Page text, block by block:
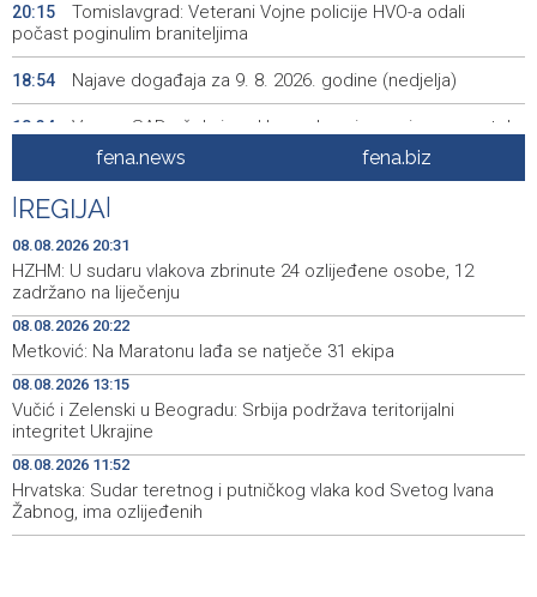
20:15
Tomislavgrad: Veterani Vojne policije HVO-a odali
počast poginulim braniteljima
18:54 Najave događaja za 9. 8. 2026. godine (nedjelja)
18:34
Vance: SAD očekuje od Irana da osigura siguran protok
nafte kroz Hormuški moreuz
18:21
Iranski šef sigurnosti: Hormuški moreuz će ostati
zatvoren dok SAD ne ispuni zahtjeve Teherana
18:09
Iran 'vrlo blizu' dogovora s Omanom o novoj Hormuškoj
brodskoj ruti
18:05
Koncertom Marije Šerifović večeras se zatvara
manifestacija 'Dani dijaspore Travnik 2026'
17:26
Kod mosta Brčko - Gunja pronađene kosti, vještaci
sudske medicine utvrđuju porijeklo
17:15
'Pekijada' u Varešu okupila 37 ekipa iz četiri države
regiona
fena.news fena.biz
REGIJA
08.08.2026 20:31
HZHM: U sudaru vlakova zbrinute 24 ozlijeđene osobe, 12
zadržano na liječenju
08.08.2026 20:22
Metković: Na Maratonu lađa se natječe 31 ekipa
08.08.2026 13:15
Vučić i Zelenski u Beogradu: Srbija podržava teritorijalni
integritet Ukrajine
08.08.2026 11:52
Hrvatska: Sudar teretnog i putničkog vlaka kod Svetog Ivana
Žabnog, ima ozlijeđenih